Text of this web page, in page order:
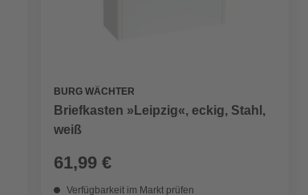
BURG WÄCHTER
Briefkasten »Leipzig«, eckig, Stahl,
weiß
61,99 €
Verfügbarkeit im Markt prüfen